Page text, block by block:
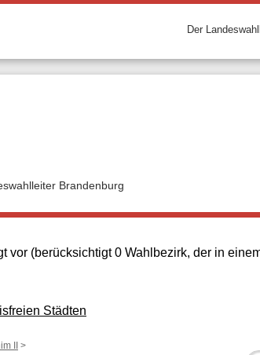
Der
Brandenburg
vor (berücksichtigt 0 Wahlbezirk, der in
Städten
II